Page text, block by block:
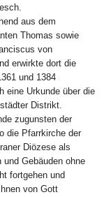
aus dem
Thomas sowie
von
erwirkte dort die
und 1384
eine Urkunde über die
Distrikt.
zugunsten der
die Pfarrkirche der
Diözese als
Gebäuden ohne
fortgehen und
von Gott